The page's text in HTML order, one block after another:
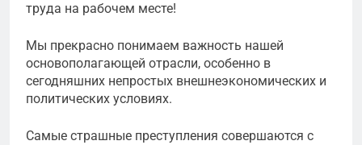
труда на рабочем месте!
Мы прекрасно понимаем важность нашей
основополагающей отрасли, особенно в
сегодняшних непростых внешнеэкономических и
политических условиях.
Самые страшные преступления совершаются с